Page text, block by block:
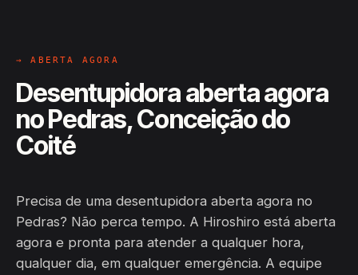
→ ABERTA AGORA
Desentupidora aberta agora
no Pedras, Conceição do
Coité
Precisa de uma desentupidora aberta agora no
Pedras? Não perca tempo. A Hiroshiro está aberta
agora e pronta para atender a qualquer hora,
qualquer dia, em qualquer emergência. A equipe